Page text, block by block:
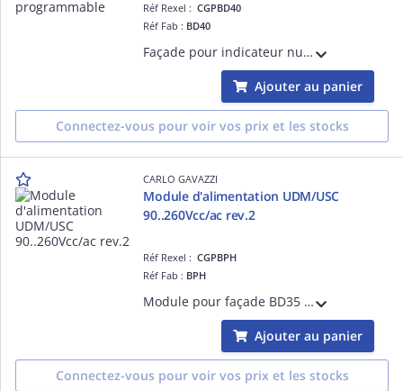
Réf Rexel :CGPBD40
Réf Fab : BD40
Façade pour indicateur numérique de tableau programmable, affichage 4 digit, Précision 0,1% de la lecture
Ajouter au panier
Connectez-vous pour voir vos prix et les stocks
CARLO GAVAZZI
Module d'alimentation UDM/USC
90..260Vcc/ac rev.2
Réf Rexel :CGPBPH
Réf Fab : BPH
Module pour façade BD35 et BD40 et BDXX pour indicateur numérique de tableau programmable - alimentation 90..260Vcc/ac rev.2
Ajouter au panier
Connectez-vous pour voir vos prix et les stocks